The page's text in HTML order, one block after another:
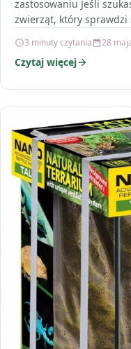
zastosowaniu Jeśli
zwierząt, który
3 minuty czytania 28
Czytaj więcej